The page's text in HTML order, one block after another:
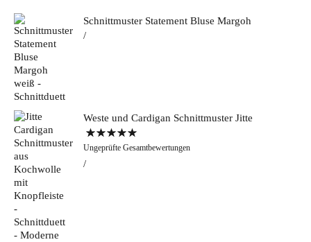
Schnittmuster Statement Bluse Margoh
Weste und Cardigan Schnittmuster Jitte
Bewertet mit
5.00von 5
Ungeprüfte Gesamtbewertungen